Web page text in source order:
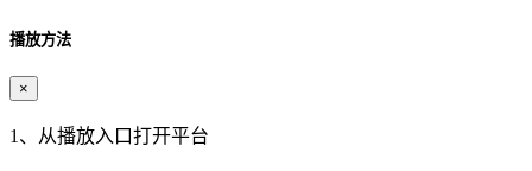
播放方法
×
1、从播放入口打开平台